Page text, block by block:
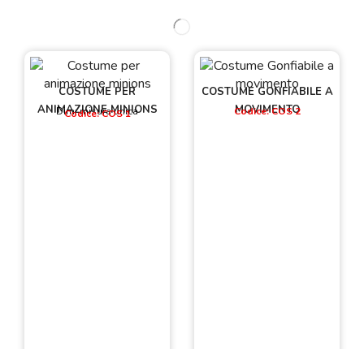
COSTUME PER
ANIMAZIONE MINIONS
Dim: misura unica
Codice: COS 1
COSTUME GONFIABILE A
MOVIMENTO
Codice: COS 2